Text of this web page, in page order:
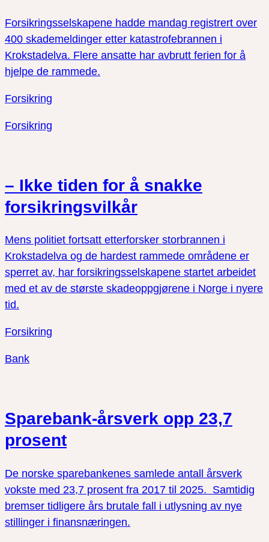
Forsikringsselskapene hadde mandag registrert over
400 skademeldinger etter katastrofebrannen i
Krokstadelva. Flere ansatte har avbrutt ferien for å
hjelpe de rammede.
Forsikring
Forsikring
– Ikke tiden for å snakke
forsikringsvilkår
Mens politiet fortsatt etterforsker storbrannen i
Krokstadelva og de hardest rammede områdene er
sperret av, har forsikringsselskapene startet arbeidet
med et av de største skadeoppgjørene i Norge i nyere
tid.
Forsikring
Bank
Sparebank-årsverk opp 23,7
prosent
De norske sparebankenes samlede antall årsverk
vokste med 23,7 prosent fra 2017 til 2025. Samtidig
bremser tidligere års brutale fall i utlysning av nye
stillinger i finansnæringen.